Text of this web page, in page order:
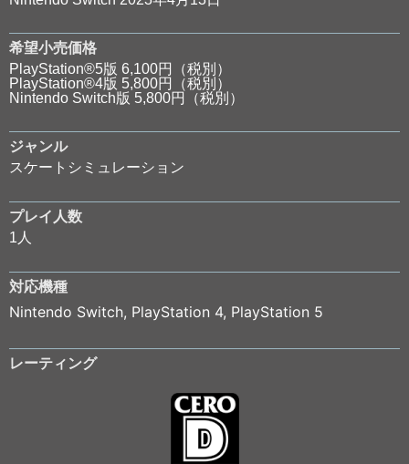
希望小売価格
PlayStation®5版 6,100円（税別）
PlayStation®4版 5,800円（税別）
Nintendo Switch版 5,800円（税別）
ジャンル
スケートシミュレーション
プレイ人数
1人
対応機種
Nintendo Switch, PlayStation 4, PlayStation 5
レーティング